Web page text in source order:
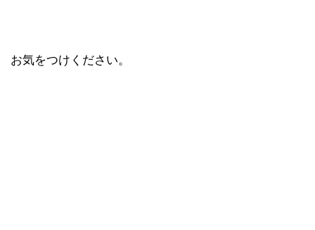
お気をつけください。